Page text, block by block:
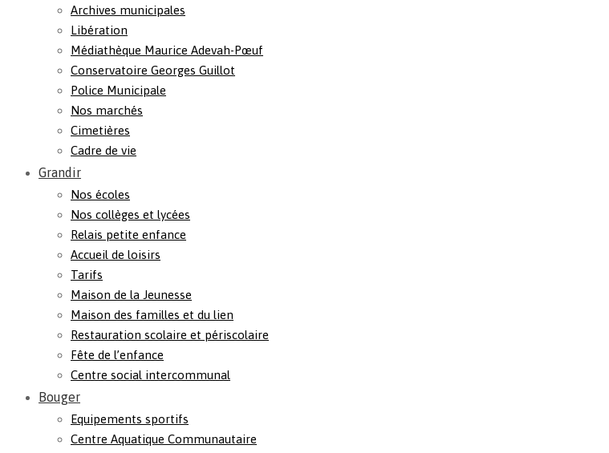
Archives municipales
Libération
Médiathèque Maurice Adevah-Pœuf
Conservatoire Georges Guillot
Police Municipale
Nos marchés
Cimetières
Cadre de vie
Grandir
Nos écoles
Nos collèges et lycées
Relais petite enfance
Accueil de loisirs
Tarifs
Maison de la Jeunesse
Maison des familles et du lien
Restauration scolaire et périscolaire
Fête de l’enfance
Centre social intercommunal
Bouger
Equipements sportifs
Centre Aquatique Communautaire